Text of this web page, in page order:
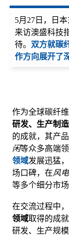
5月27日，日
来访澳盛科技
待。 双方就碳
作方向展开了
作为全球碳纤
研发、生产制
的成就，其产
闲等众多高端
领域发展迅猛
场口碑，在风
等多个细分市
在交流过程中
领域取得的成
研发、生产规